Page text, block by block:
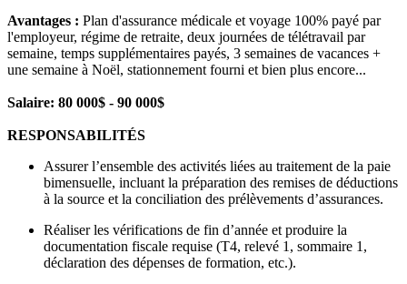
Avantages : Plan d'assurance médicale et voyage 100% payé par
l'employeur, régime de retraite, deux journées de télétravail par
semaine, temps supplémentaires payés, 3 semaines de vacances +
une semaine à Noël, stationnement fourni et bien plus encore...
Salaire: 80 000$ - 90 000$
RESPONSABILITÉS
Assurer l’ensemble des activités liées au traitement de la paie
bimensuelle, incluant la préparation des remises de déductions
à la source et la conciliation des prélèvements d’assurances.
Réaliser les vérifications de fin d’année et produire la
documentation fiscale requise (T4, relevé 1, sommaire 1,
déclaration des dépenses de formation, etc.).